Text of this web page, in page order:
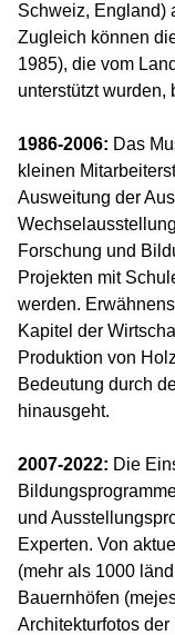
Schweiz, England)
Zugleich können
1985), die vom
unterstützt wurden,
1986-2006: Das
kleinen
Ausweitung der
Forschung und
Projekten mit
werden.
Kapitel der
Produktion von
Bedeutung durch
hinausgeht.
2007-2022: Die
und
Experten. Von
(mehr als 1000
Bauernhöfen
Architekturfotos